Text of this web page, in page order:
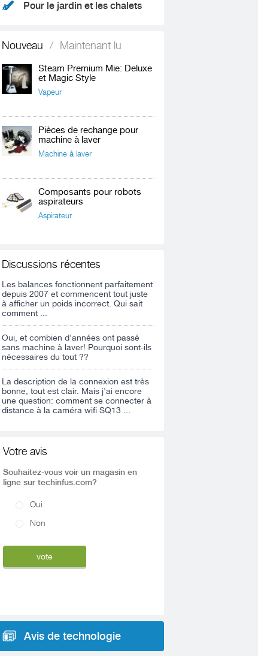
Pour le jardin et les chalets
Nouveau / Maintenant lu
Steam Premium Mie: Deluxe
et Magic Style
Vapeur
Pièces de rechange pour
machine à laver
Machine à laver
Composants pour robots
aspirateurs
Aspirateur
Discussions récentes
Les balances fonctionnent parfaitement
depuis 2007 et commencent tout juste
à afficher un poids incorrect. Qui sait
comment ...
Oui, et combien d'années ont passé
sans machine à laver! Pourquoi sont-ils
nécessaires du tout ??
La description de la connexion est très
bonne, tout est clair. Mais j'ai encore
une question: comment se connecter à
distance à la caméra wifi SQ13 ...
Votre avis
Souhaitez-vous voir un magasin en
ligne sur techinfus.com?
Oui
Non
Avis de technologie